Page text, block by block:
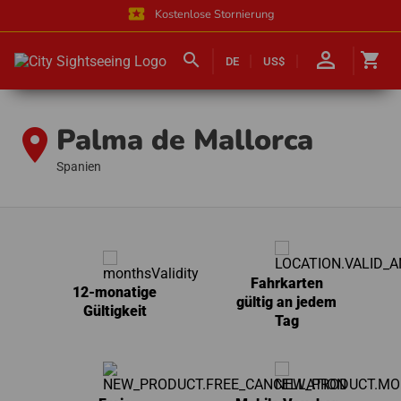
local_activity Kostenlose Stornierung
search DE US$ person_outline shopping_cart
location_on Palma de Mallorca
Spanien
12-monatige
Gültigkeit
Fahrkarten
gültig an jedem
Tag